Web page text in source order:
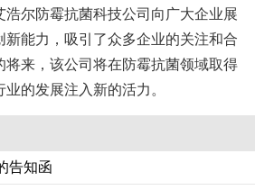
浩尔防霉抗菌科技公司向广大企业展
新能力，吸引了众多企业的关注和合
将来，该公司将在防霉抗菌领域取得
的发展注入新的活力。
告知函